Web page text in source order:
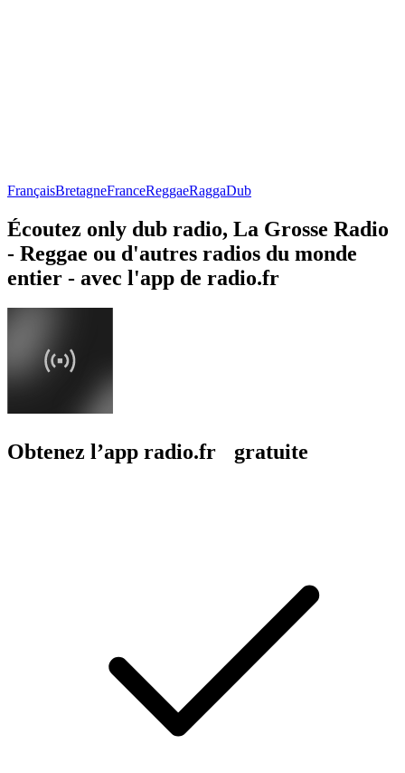
FrançaisBretagneFranceReggaeRaggaDub
Écoutez only dub radio, La Grosse Radio
- Reggae ou d'autres radios du monde
entier - avec l'app de radio.fr
Obtenez l’app radio.fr gratuite